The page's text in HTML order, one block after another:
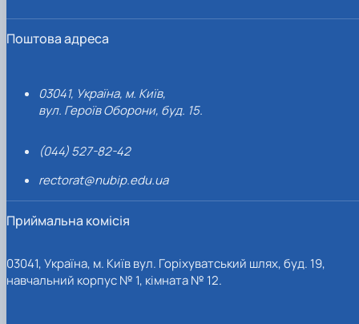
Поштова адреса
03041, Україна, м. Київ,
вул. Героїв Оборони, буд. 15.
(044) 527-82-42
rectorat@nubip.edu.ua
Приймальна комісія
03041, Україна, м. Київ вул. Горіхуватський шлях, буд. 19,
навчальний корпус № 1, кімната № 12.